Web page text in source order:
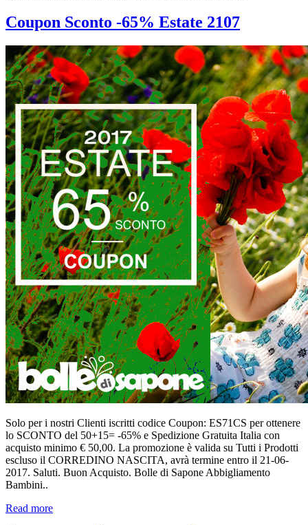
Coupon Sconto -65% Estate 2107
Solo per i nostri Clienti iscritti codice Coupon: ES71CS per ottenere
lo SCONTO del 50+15= -65% e Spedizione Gratuita Italia con
acquisto minimo € 50,00. La promozione è valida su Tutti i Prodotti
escluso il CORREDINO NASCITA, avrà termine entro il 21-06-
2017. Saluti. Buon Acquisto. Bolle di Sapone Abbigliamento
Bambini..
Read more